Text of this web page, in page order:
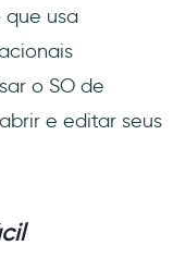
que usa
o SO de
e editar seus